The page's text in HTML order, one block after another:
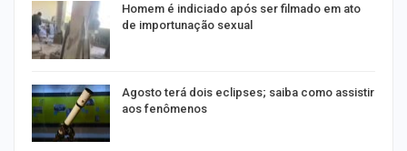
Homem é indiciado após ser filmado em ato
de importunação sexual
Agosto terá dois eclipses; saiba como assistir
aos fenômenos